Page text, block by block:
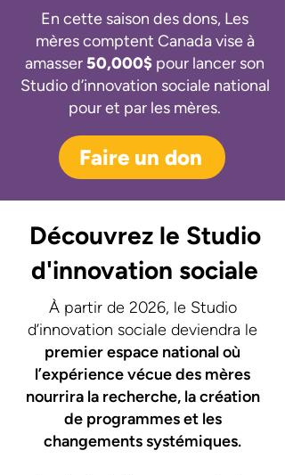
En cette saison des dons, Les
mères comptent Canada vise à
amasser 50,000$ pour lancer son
Studio d’innovation sociale national
pour et par les mères.
Faire un don
Découvrez le Studio
d'innovation sociale
À partir de 2026, le Studio
d’innovation sociale deviendra le
premier espace national où
l’expérience vécue des mères
nourrira la recherche, la création
de programmes et les
changements systémiques.